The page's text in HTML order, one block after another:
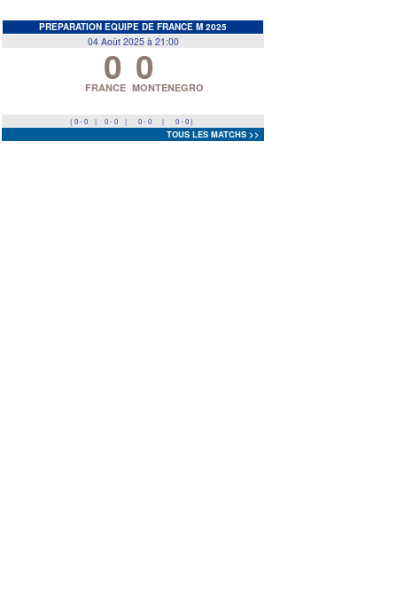
PREPARATION EQUIPE DE FRANCE M 2025
04 Août 2025 à 21:00
0
FRANCE 0
MONTENEGRO
( 0 - 0 | 0 - 0 | 0 - 0 | 0 - 0 )
TOUS LES MATCHS >>